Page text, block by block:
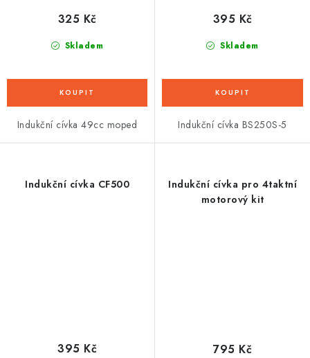
Skladem
325 Kč
Indukční cívka 49cc moped
Skladem
395 Kč
Indukční cívka BS250S-5
Indukční cívka CF500
395 Kč
Indukční cívka pro 4taktní
motorový kit
795 Kč